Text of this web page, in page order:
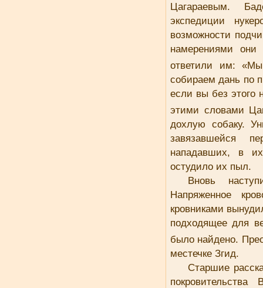
Цагараевым.
экспедиции
возможности
намерениями
ответили им:
собираем дань по
если вы без этого
этими словами
дохлую собаку.
завязавшейся
нападавших, в
остудило их пыл.
Вновь
Напряженное
кровниками
подходящее для
было найдено.
местечке Згид.
Старшие